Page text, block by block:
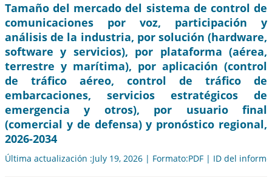
Tamaño del mercado del sistema de control de
comunicaciones por voz, participación y
análisis de la industria, por solución (hardware,
software y servicios), por plataforma (aérea,
terrestre y marítima), por aplicación (control
de tráfico aéreo, control de tráfico de
embarcaciones, servicios estratégicos de
emergencia y otros), por usuario final
(comercial y de defensa) y pronóstico regional,
2026-2034
Última actualización :July 19, 2026 | Formato:PDF | ID del